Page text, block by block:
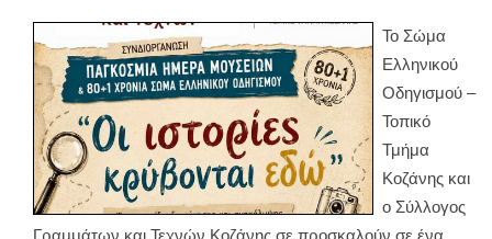
Το Σώμα
Ελληνικού
Οδηγισμού –
Τοπικό
Τμήμα
Κοζάνης και
ο Σύλλογος
Γραμμάτων και Τεχνών Κοζάνης σε προσκαλούν σε ένα